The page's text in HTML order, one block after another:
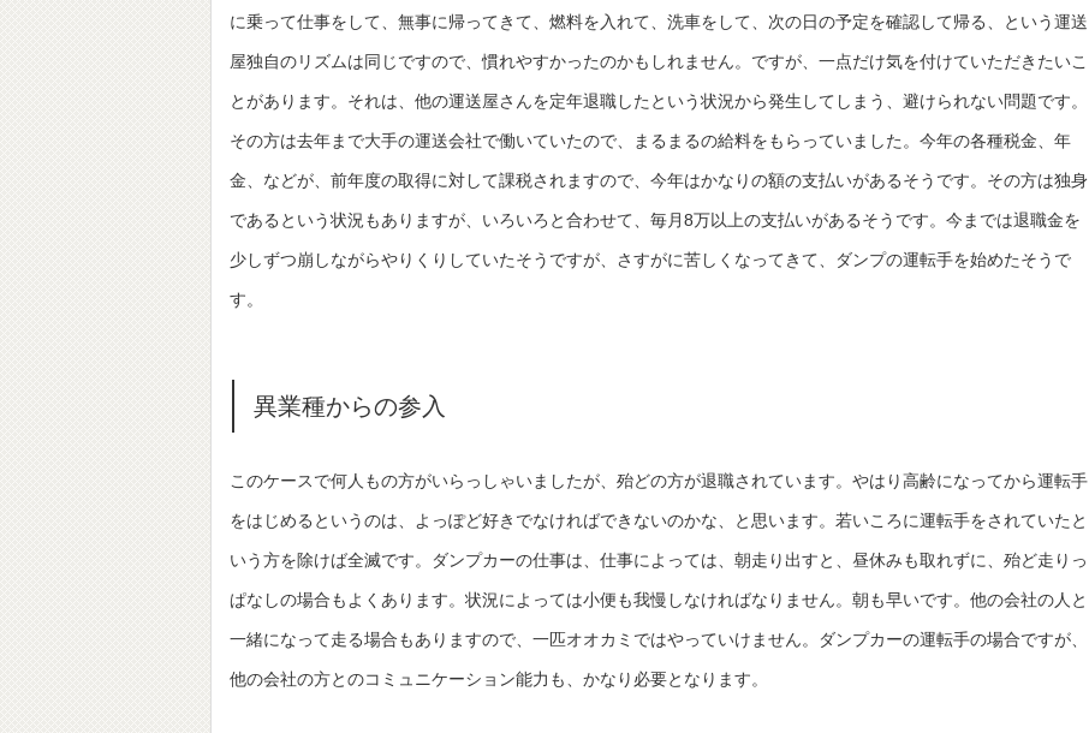
に乗って仕事をして、無事に帰ってきて、燃料を入れて、洗車をして、次の日の予定を確認して帰る、という運送
屋独自のリズムは同じですので、慣れやすかったのかもしれません。ですが、一点だけ気を付けていただきたいこ
とがあります。それは、他の運送屋さんを定年退職したという状況から発生してしまう、避けられない問題です。
その方は去年まで大手の運送会社で働いていたので、まるまるの給料をもらっていました。今年の各種税金、年
金、などが、前年度の取得に対して課税されますので、今年はかなりの額の支払いがあるそうです。その方は独身
であるという状況もありますが、いろいろと合わせて、毎月8万以上の支払いがあるそうです。今までは退職金を
少しずつ崩しながらやりくりしていたそうですが、さすがに苦しくなってきて、ダンプの運転手を始めたそうで
す。
異業種からの参入
このケースで何人もの方がいらっしゃいましたが、殆どの方が退職されています。やはり高齢になってから運転手
をはじめるというのは、よっぽど好きでなければできないのかな、と思います。若いころに運転手をされていたと
いう方を除けば全滅です。ダンプカーの仕事は、仕事によっては、朝走り出すと、昼休みも取れずに、殆ど走りっ
ぱなしの場合もよくあります。状況によっては小便も我慢しなければなりません。朝も早いです。他の会社の人と
一緒になって走る場合もありますので、一匹オオカミではやっていけません。ダンプカーの運転手の場合ですが、
他の会社の方とのコミュニケーション能力も、かなり必要となります。